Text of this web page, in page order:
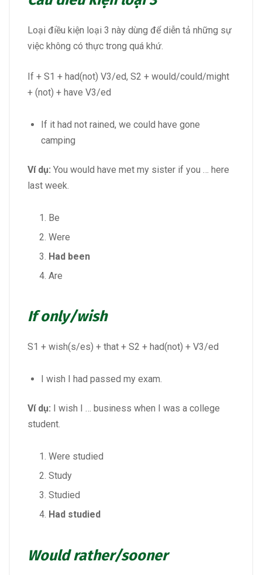
Loại điều kiện loại 3 này dùng để diễn tả những sự
việc không có thực trong quá khứ.
If + S1 + had(not) V3/ed, S2 + would/could/might
+ (not) + have V3/ed
If it had not rained, we could have gone
camping
Ví dụ: You would have met my sister if you … here
last week.
Be
Were
Had been
Are
If only/wish
S1 + wish(s/es) + that + S2 + had(not) + V3/ed
I wish I had passed my exam.
Ví dụ: I wish I … business when I was a college
student.
Were studied
Study
Studied
Had studied
Would rather/sooner